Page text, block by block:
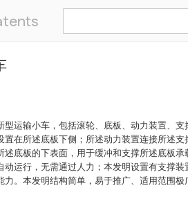
型运输小车，包括滚轮、底板、动力装置、
置在所述底板下侧；所述动力装置连接所述支
述底板的下表面，用于缓冲和支撑所述底板
动运行，无需通过人力；本发明设置有支撑
。本发明结构简单，易于推广、适用范围极